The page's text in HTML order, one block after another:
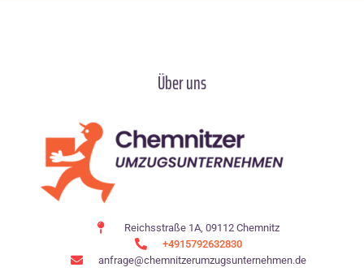
Über uns
Reichsstraße 1A, 09112 Chemnitz
+4915792632830
anfrage@chemnitzerumzugsunternehmen.de